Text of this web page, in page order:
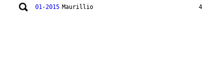
01-2015 Maurillio 4